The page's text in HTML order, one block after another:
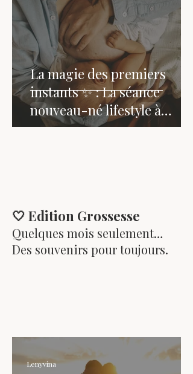
La magie des premiers
instants ✨ : La séance
nouveau-né lifestyle à
domicile
🤍 Edition Grossesse
Quelques mois seulement…
Des souvenirs pour toujours.
Lenyvina